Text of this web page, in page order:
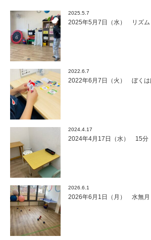
2025.5.7
2025年5月7日（水） リズム
2022.6.7
2022年6月7日（火） ぼくは
2024.4.17
2024年4月17日（水） 15分
2026.6.1
2026年6月1日（月） 水無月